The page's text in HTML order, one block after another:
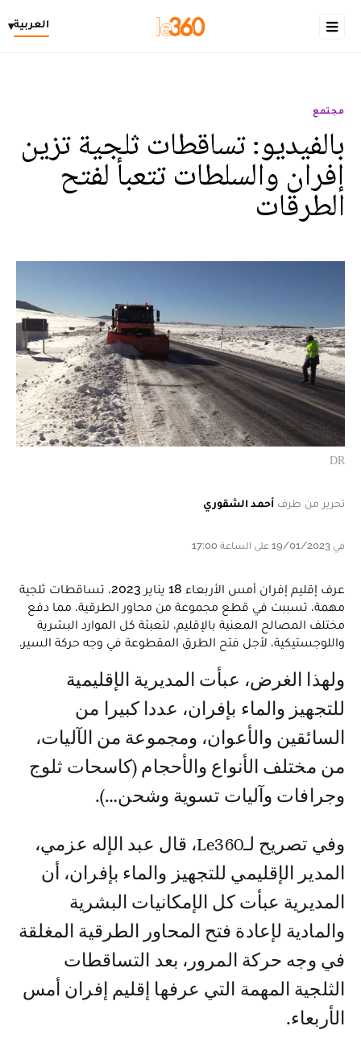
العربية▾
مجتمع
بالفيديو: تساقطات ثلجية تزين
إفران والسلطات تتعبأ لفتح
الطرقات
DR
تحرير من طرف أحمد الشقوري
في 19/01/2023 على الساعة 17:00
عرف إقليم إفران أمس الأربعاء 18 يناير 2023، تساقطات ثلجية
مهمة، تسببت في قطع مجموعة من محاور الطرقية، مما دفع
مختلف المصالح المعنية بالإقليم، لتعبئة كل الموارد البشرية
واللوجستيكية، لأجل فتح الطرق المقطوعة في وجه حركة السير.
ولهذا الغرض، عبأت المديرية الإقليمية
للتجهيز والماء بإفران، عددا كبيرا من
السائقين والأعوان، ومجموعة من الآليات،
من مختلف الأنواع والأحجام (كاسحات ثلوج
وجرافات وآليات تسوية وشحن…).
وفي تصريح لـLe360، قال عبد الإله عزمي،
المدير الإقليمي للتجهيز والماء بإفران، أن
المديرية عبأت كل الإمكانيات البشرية
والمادية لإعادة فتح المحاور الطرقية المغلقة
في وجه حركة المرور، بعد التساقطات
الثلجية المهمة التي عرفها إقليم إفران أمس
الأربعاء.